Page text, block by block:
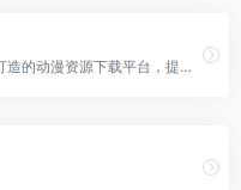
ACG.RIP是一个专为动漫爱好者打造的动漫资源下载平台，提供丰富的动漫资源，包括热血、冒险、科幻、恋爱、搞笑等多种类型。